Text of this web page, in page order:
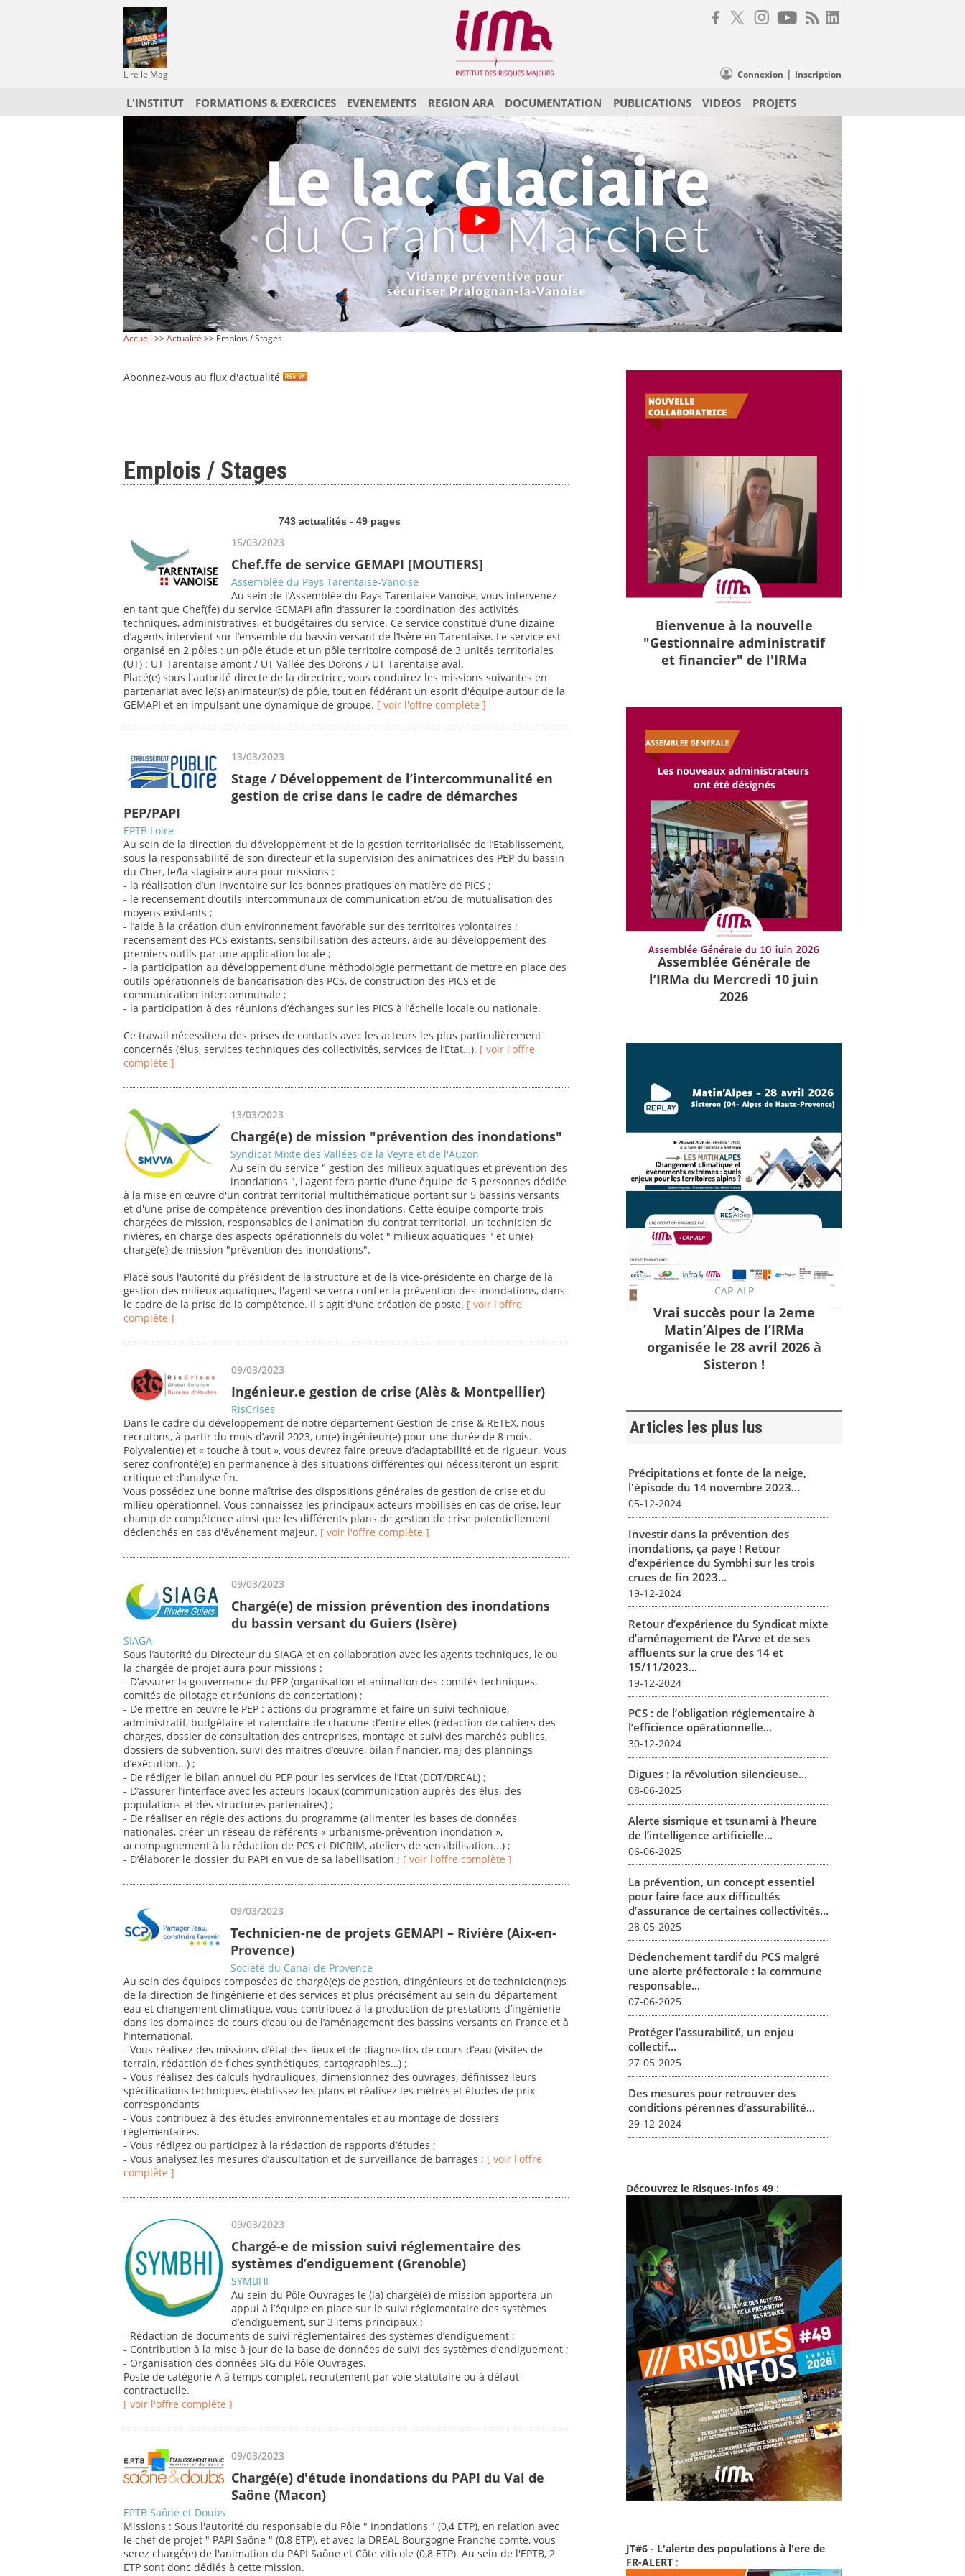
Lire le Mag Connexion | Inscription
L'INSTITUT FORMATIONS & EXERCICES EVENEMENTS REGION ARA DOCUMENTATION PUBLICATIONS VIDEOS PROJETS
Accueil >>Actualité >> Emplois / Stages
Abonnez-vous au flux d'actualité
Emplois / Stages
743 actualités - 49 pages
15/03/2023
Chef.ffe de service GEMAPI [MOUTIERS]
Assemblée du Pays Tarentaise-Vanoise
Au sein de l’Assemblée du Pays Tarentaise Vanoise, vous intervenez
en tant que Chef(fe) du service GEMAPI afin d’assurer la coordination des activités
techniques, administratives, et budgétaires du service. Ce service constitué d’une dizaine
d’agents intervient sur l’ensemble du bassin versant de l’Isère en Tarentaise. Le service est
organisé en 2 pôles : un pôle étude et un pôle territoire composé de 3 unités territoriales
(UT) : UT Tarentaise amont / UT Vallée des Dorons / UT Tarentaise aval.
Placé(e) sous l'autorité directe de la directrice, vous conduirez les missions suivantes en
partenariat avec le(s) animateur(s) de pôle, tout en fédérant un esprit d'équipe autour de la
GEMAPI et en impulsant une dynamique de groupe. [ voir l'offre complète ]
13/03/2023
Stage / Développement de l’intercommunalité en
gestion de crise dans le cadre de démarches
PEP/PAPI
EPTB Loire
Au sein de la direction du développement et de la gestion territorialisée de l’Etablissement,
sous la responsabilité de son directeur et la supervision des animatrices des PEP du bassin
du Cher, le/la stagiaire aura pour missions :
- la réalisation d’un inventaire sur les bonnes pratiques en matière de PICS ;
- le recensement d’outils intercommunaux de communication et/ou de mutualisation des
moyens existants ;
- l’aide à la création d’un environnement favorable sur des territoires volontaires :
recensement des PCS existants, sensibilisation des acteurs, aide au développement des
premiers outils par une application locale ;
- la participation au développement d’une méthodologie permettant de mettre en place des
outils opérationnels de bancarisation des PCS, de construction des PICS et de
communication intercommunale ;
- la participation à des réunions d’échanges sur les PICS à l’échelle locale ou nationale.
Ce travail nécessitera des prises de contacts avec les acteurs les plus particulièrement
concernés (élus, services techniques des collectivités, services de l’Etat…). [ voir l'offre
complète ]
13/03/2023
Chargé(e) de mission "prévention des inondations"
Syndicat Mixte des Vallées de la Veyre et de l'Auzon
Au sein du service " gestion des milieux aquatiques et prévention des
inondations ", l'agent fera partie d'une équipe de 5 personnes dédiée
à la mise en œuvre d'un contrat territorial multithématique portant sur 5 bassins versants
et d'une prise de compétence prévention des inondations. Cette équipe comporte trois
chargées de mission, responsables de l'animation du contrat territorial, un technicien de
rivières, en charge des aspects opérationnels du volet " milieux aquatiques " et un(e)
chargé(e) de mission "prévention des inondations".
Placé sous l'autorité du président de la structure et de la vice-présidente en charge de la
gestion des milieux aquatiques, l'agent se verra confier la prévention des inondations, dans
le cadre de la prise de la compétence. Il s'agit d'une création de poste. [ voir l'offre
complète ]
09/03/2023
Ingénieur.e gestion de crise (Alès & Montpellier)
RisCrises
Dans le cadre du développement de notre département Gestion de crise & RETEX, nous
recrutons, à partir du mois d’avril 2023, un(e) ingénieur(e) pour une durée de 8 mois.
Polyvalent(e) et « touche à tout », vous devrez faire preuve d’adaptabilité et de rigueur. Vous
serez confronté(e) en permanence à des situations différentes qui nécessiteront un esprit
critique et d’analyse fin.
Vous possédez une bonne maîtrise des dispositions générales de gestion de crise et du
milieu opérationnel. Vous connaissez les principaux acteurs mobilisés en cas de crise, leur
champ de compétence ainsi que les différents plans de gestion de crise potentiellement
déclenchés en cas d'événement majeur. [ voir l'offre complète ]
09/03/2023
Chargé(e) de mission prévention des inondations
du bassin versant du Guiers (Isère)
SIAGA
Sous l’autorité du Directeur du SIAGA et en collaboration avec les agents techniques, le ou
la chargée de projet aura pour missions :
- D’assurer la gouvernance du PEP (organisation et animation des comités techniques,
comités de pilotage et réunions de concertation) ;
- De mettre en œuvre le PEP : actions du programme et faire un suivi technique,
administratif, budgétaire et calendaire de chacune d’entre elles (rédaction de cahiers des
charges, dossier de consultation des entreprises, montage et suivi des marchés publics,
dossiers de subvention, suivi des maitres d’œuvre, bilan financier, maj des plannings
d’exécution...) ;
- De rédiger le bilan annuel du PEP pour les services de l’Etat (DDT/DREAL) ;
- D’assurer l’interface avec les acteurs locaux (communication auprès des élus, des
populations et des structures partenaires) ;
- De réaliser en régie des actions du programme (alimenter les bases de données
nationales, créer un réseau de référents « urbanisme-prévention inondation »,
accompagnement à la rédaction de PCS et DICRIM, ateliers de sensibilisation...) ;
- D’élaborer le dossier du PAPI en vue de sa labellisation ; [ voir l'offre complète ]
09/03/2023
Technicien-ne de projets GEMAPI – Rivière (Aix-en-
Provence)
Société du Canal de Provence
Au sein des équipes composées de chargé(e)s de gestion, d’ingénieurs et de technicien(ne)s
de la direction de l’ingénierie et des services et plus précisément au sein du département
eau et changement climatique, vous contribuez à la production de prestations d’ingénierie
dans les domaines de cours d’eau ou de l’aménagement des bassins versants en France et à
l’international.
- Vous réalisez des missions d’état des lieux et de diagnostics de cours d’eau (visites de
terrain, rédaction de fiches synthétiques, cartographies…) ;
- Vous réalisez des calculs hydrauliques, dimensionnez des ouvrages, définissez leurs
spécifications techniques, établissez les plans et réalisez les métrés et études de prix
correspondants
- Vous contribuez à des études environnementales et au montage de dossiers
réglementaires.
- Vous rédigez ou participez à la rédaction de rapports d’études ;
- Vous analysez les mesures d’auscultation et de surveillance de barrages ; [ voir l'offre
complète ]
09/03/2023
Chargé-e de mission suivi réglementaire des
systèmes d’endiguement (Grenoble)
SYMBHI
Au sein du Pôle Ouvrages le (la) chargé(e) de mission apportera un
appui à l’équipe en place sur le suivi réglementaire des systèmes
d’endiguement, sur 3 items principaux :
- Rédaction de documents de suivi réglementaires des systèmes d’endiguement ;
- Contribution à la mise à jour de la base de données de suivi des systèmes d’endiguement ;
- Organisation des données SIG du Pôle Ouvrages.
Poste de catégorie A à temps complet, recrutement par voie statutaire ou à défaut
contractuelle.
[ voir l'offre complète ]
09/03/2023
Chargé(e) d'étude inondations du PAPI du Val de
Saône (Macon)
EPTB Saône et Doubs
Missions : Sous l'autorité du responsable du Pôle " Inondations " (0,4 ETP), en relation avec
le chef de projet " PAPI Saône " (0,8 ETP), et avec la DREAL Bourgogne Franche comté, vous
serez chargé(e) de l'animation du PAPI Saône et Côte viticole (0,8 ETP). Au sein de l'EPTB, 2
ETP sont donc dédiés à cette mission.
Bienvenue à la nouvelle
"Gestionnaire administratif
et financier" de l'IRMa
Assemblée Générale de
l’IRMa du Mercredi 10 juin
2026
CAP-ALP
Vrai succès pour la 2eme
Matin’Alpes de l’IRMa
organisée le 28 avril 2026 à
Sisteron !
Articles les plus lus
Précipitations et fonte de la neige,
l'épisode du 14 novembre 2023...
05-12-2024
Investir dans la prévention des
inondations, ça paye ! Retour
d’expérience du Symbhi sur les trois
crues de fin 2023...
19-12-2024
Retour d’expérience du Syndicat mixte
d’aménagement de l’Arve et de ses
affluents sur la crue des 14 et
15/11/2023...
19-12-2024
PCS : de l’obligation réglementaire à
l’efficience opérationnelle...
30-12-2024
Digues : la révolution silencieuse...
08-06-2025
Alerte sismique et tsunami à l’heure
de l’intelligence artificielle...
06-06-2025
La prévention, un concept essentiel
pour faire face aux difficultés
d’assurance de certaines collectivités...
28-05-2025
Déclenchement tardif du PCS malgré
une alerte préfectorale : la commune
responsable...
07-06-2025
Protéger l’assurabilité, un enjeu
collectif...
27-05-2025
Des mesures pour retrouver des
conditions pérennes d’assurabilité...
29-12-2024
Découvrez le Risques-Infos 49 :
JT#6 - L'alerte des populations à l'ere de
FR-ALERT :